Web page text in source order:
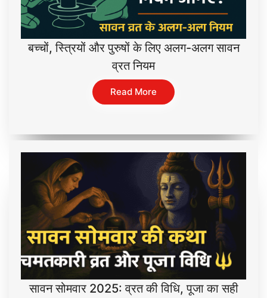
बच्चों, स्त्रियों और पुरुषों के लिए अलग-अलग सावन
व्रत नियम
Read More
सावन सोमवार 2025: व्रत की विधि, पूजा का सही